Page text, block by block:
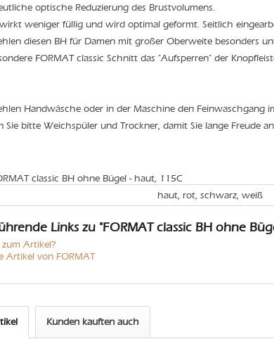
optische Reduzierung des Brustvolumens.
weniger füllig und wird optimal geformt. Seitlich
diesen BH für Damen mit großer Oberweite besonders
FORMAT classic Schnitt das "Aufsperren" der
Handwäsche oder in der Maschine den Feinwaschgang
Sie bitte Weichspüler und Trockner, damit Sie lange Freude
classic BH ohne Bügel - haut, 115C
haut, rot, schwarz, weiß
Links zu "FORMAT classic BH ohne
zum Artikel?
Artikel von FORMAT
Kunden kauften auch